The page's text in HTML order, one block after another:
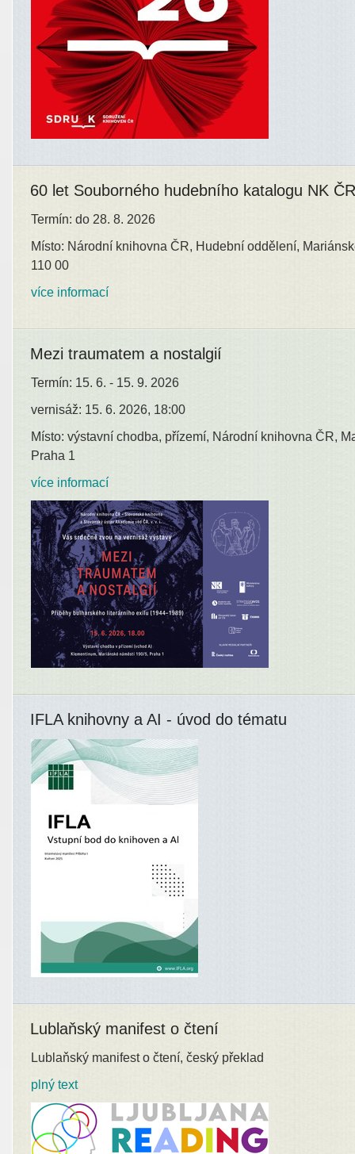
60 let Souborného hudebního katalogu NK ČR
Termín: do 28. 8. 2026
Místo: Národní knihovna ČR, Hudební oddělení,
110 00
více informací
Mezi traumatem a nostalgií
Termín: 15. 6. - 15. 9. 2026
vernisáž: 15. 6. 2026, 18:00
Místo: výstavní chodba, přízemí, Národní knihovna ČR,
Praha 1
více informací
IFLA knihovny a AI - úvod do tématu
Lublaňský manifest o čtení
Lublaňský manifest o čtení, český překlad
plný text